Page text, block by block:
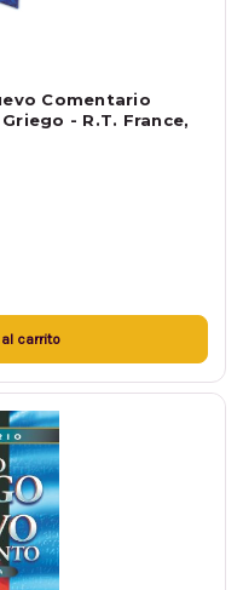
Comentario
- R.T. France,
al carrito